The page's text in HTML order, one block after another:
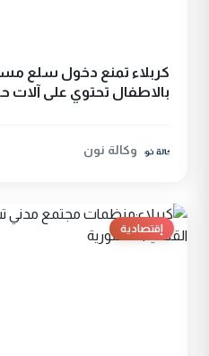
كربلاء تمنع دخول سلع
بالاطفال تحتوي على آلات
وكالة نون
إقتصادية